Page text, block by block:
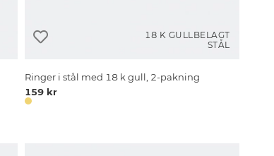
18 K GULLBELAGT
STÅL
Ringer i stål med 18 k gull, 2-pakning
159 kr